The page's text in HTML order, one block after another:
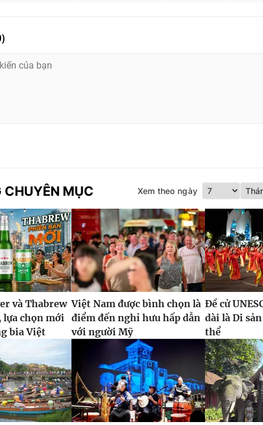
)
CHUYÊN MỤC Xem theo ngày
và Thabrew
lựa chọn mới
bia Việt
Việt Nam được bình chọn là
điểm đến nghỉ hưu hấp dẫn
với người Mỹ
Đề cử
dài là Di
thể